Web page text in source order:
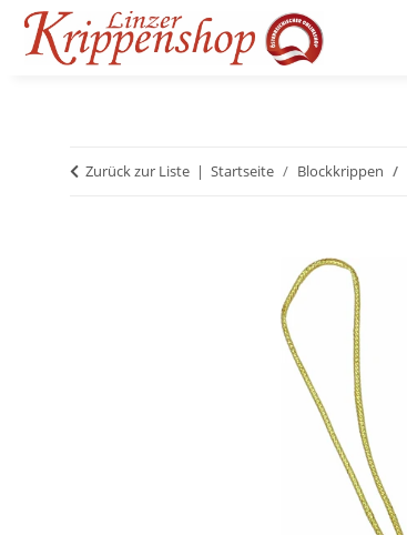
Zurück zur Liste Startseite Blockkrippen